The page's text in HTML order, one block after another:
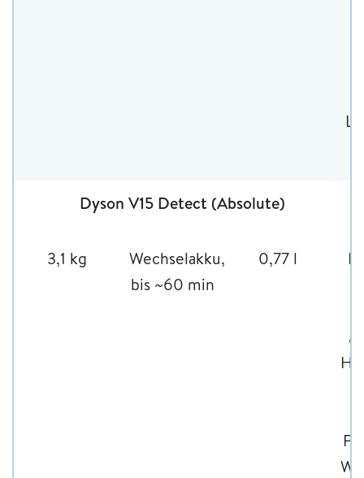
Dyson V15 Detect (Absolute)
3,1 kg
Wechselakku,
bis ~60 min
0,77 l